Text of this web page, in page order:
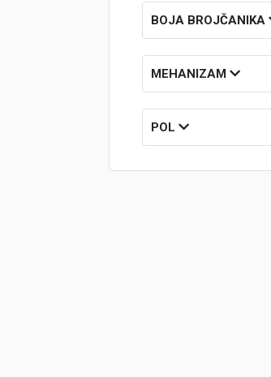
Prijava
BOJA BROJČANIKA
MEHANIZAM
POL